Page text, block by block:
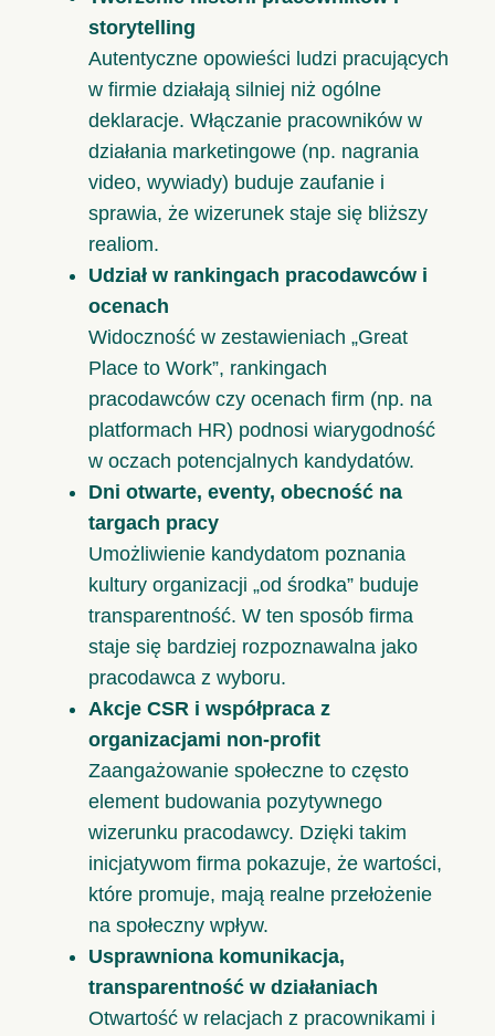
storytelling
Autentyczne opowieści ludzi pracujących
w firmie działają silniej niż ogólne
deklaracje. Włączanie pracowników w
działania marketingowe (np. nagrania
video, wywiady) buduje zaufanie i
sprawia, że wizerunek staje się bliższy
realiom.
Udział w rankingach pracodawców i
ocenach
Widoczność w zestawieniach „Great
Place to Work”, rankingach
pracodawców czy ocenach firm (np. na
platformach HR) podnosi wiarygodność
w oczach potencjalnych kandydatów.
Dni otwarte, eventy, obecność na
targach pracy
Umożliwienie kandydatom poznania
kultury organizacji „od środka” buduje
transparentność. W ten sposób firma
staje się bardziej rozpoznawalna jako
pracodawca z wyboru.
Akcje CSR i współpraca z
organizacjami non-profit
Zaangażowanie społeczne to często
element budowania pozytywnego
wizerunku pracodawcy. Dzięki takim
inicjatywom firma pokazuje, że wartości,
które promuje, mają realne przełożenie
na społeczny wpływ.
Usprawniona komunikacja,
transparentność w działaniach
Otwartość w relacjach z pracownikami i